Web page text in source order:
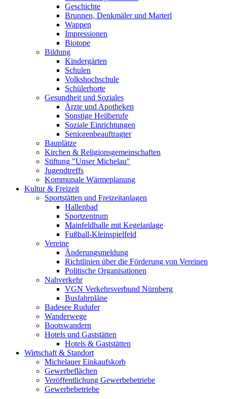
Geschichte
Brunnen, Denkmäler und Marterl
Wappen
Impressionen
Biotope
Bildung
Kindergärten
Schulen
Volkshochschule
Schülerhorte
Gesundheit und Soziales
Ärzte und Apotheken
Sonstige Heilberufe
Soziale Einrichtungen
Seniorenbeauftragter
Bauplätze
Kirchen & Religionsgemeinschaften
Stiftung "Unser Michelau"
Jugendtreffs
Kommunale Wärmeplanung
Kultur & Freizeit
Sportstätten und Freizeitanlagen
Hallenbad
Sportzentrum
Mainfeldhalle mit Kegelanlage
Fußball-Kleinspielfeld
Vereine
Änderungsmeldung
Richtlinien über die Förderung von Vereinen
Politische Organisationen
Nahverkehr
VGN Verkehrsverbund Nürnberg
Busfahrpläne
Badesee Rudufer
Wanderwege
Bootswandern
Hotels und Gaststätten
Hotels & Gaststätten
Wirtschaft & Standort
Michelauer Einkaufskorb
Gewerbeflächen
Veröffentlichung Gewerbebetriebe
Gewerbebetriebe